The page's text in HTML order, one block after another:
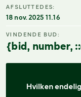
AFSLUTTEDES:
18 nov. 2025 11.16
VINDENDE BUD:
{bid, number,
Hvilken